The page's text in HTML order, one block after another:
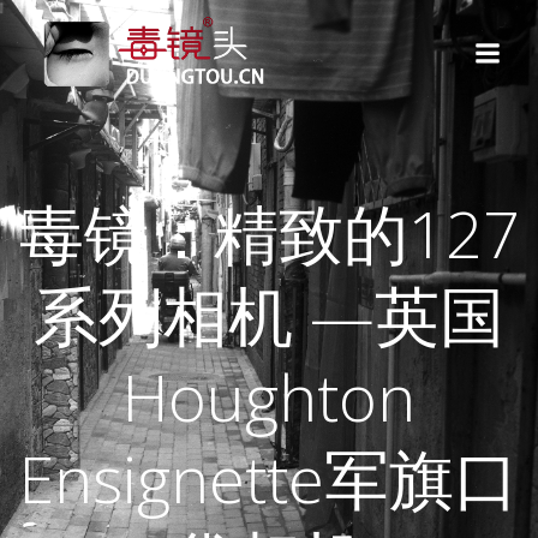
到
内
容
毒镜：精致的127
系列相机 —英国
Houghton
Ensignette军旗口